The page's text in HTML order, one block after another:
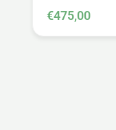
€475,00